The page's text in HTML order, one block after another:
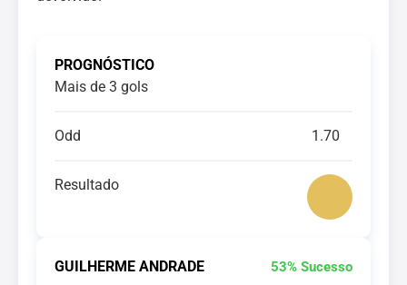
PROGNÓSTICO
Mais de 3 gols
Odd 1.70
Resultado
GUILHERME ANDRADE 53% Sucesso